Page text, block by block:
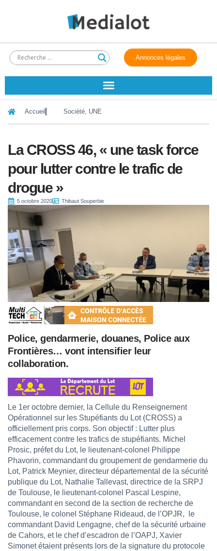
Annonces légales
Accueil Société, UNE
La CROSS 46, « une task force
pour lutter contre le trafic de
drogue »
5 octobre 2020 Thibaut Souperbie
Police, gendarmerie, douanes, Police aux
Frontières… vont intensifier leur
collaboration.
Le 1er octobre dernier, la Cellule du Renseignement
Opérationnel sur les Stupéfiants du Lot (CROSS) a
officiellement pris corps. Son objectif : Lutter plus
efficacement contre les trafics de stupéfiants. Michel
Prosic, préfet du Lot, le lieutenant-colonel Philippe
Phavorin, commandant du groupement de gendarmerie du
Lot, Patrick Meynier, directeur départemental de la sécurité
publique du Lot, Nathalie Tallevast, directrice de la SRPJ
de Toulouse, le lieutenant-colonel Pascal Lespine,
commandant en second de la section de recherche de
Toulouse, le colonel Stéphane Rideaud, de l’OPJR,
le
commandant David Lengagne, chef de la sécurité urbaine
de Cahors, et le chef d’escadron de l’OAPJ, Xavier
Simonet étaient présents lors de la signature du protocole